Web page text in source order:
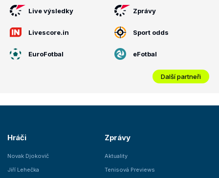
Live výsledky Zprávy
Livescore.in Sport odds
EuroFotbal eFotbal
Další partneři
Hráči
Novak Djokovič
Jiří Lehečka
Zprávy
Aktuality
Tenisová Previews